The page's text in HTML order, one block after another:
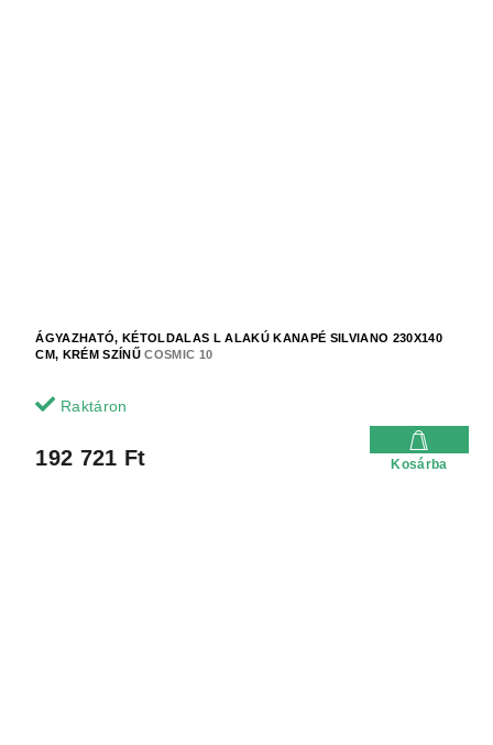
ÁGYAZHATÓ, KÉTOLDALAS L ALAKÚ KANAPÉ SILVIANO 230X140
CM, KRÉM SZÍNŰCOSMIC 10
Raktáron
192 721 Ft Kosárba